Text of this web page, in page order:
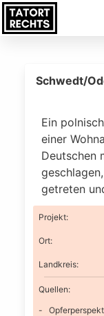
Schwedt/
Ein
einer
Deutschen
getreten
Projekt:
Ort:
Landkreis:
Quellen: